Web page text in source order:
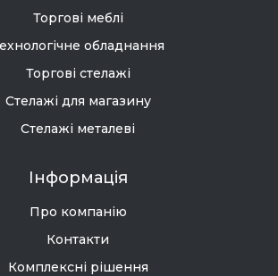
Торгові меблі
обладнання
Торгові стелажі
Стелажі для магазину
Стелажі металеві
Інформація
Про компанію
Контакти
Комплексні рішення